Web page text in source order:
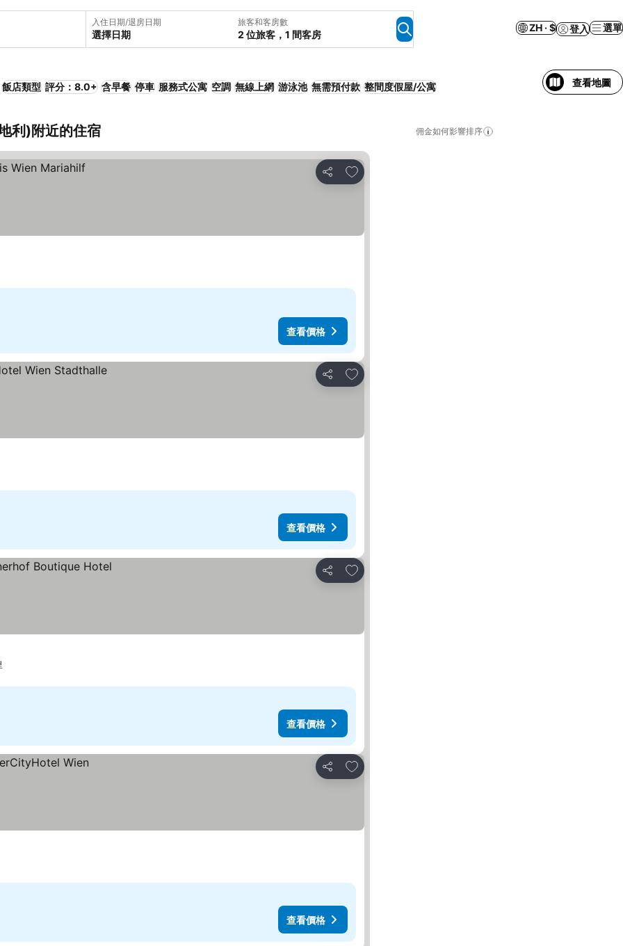
入住日期/退房日期
選擇日期
旅客和客房數
2 位旅客，1 間客房
ZH · $ 登入 選單
飯店類型 評分：8.0+ 含早餐 停車 服務式公寓 空調 無線上網 游泳池 無需預付款 整間度假屋/公寓 查看地圖
利)附近的住宿 佣金如何影響排序
分享
加入我的最愛
查看價格
分享
加入我的最愛
查看價格
分享
加入我的最愛
查看價格
分享
加入我的最愛
查看價格